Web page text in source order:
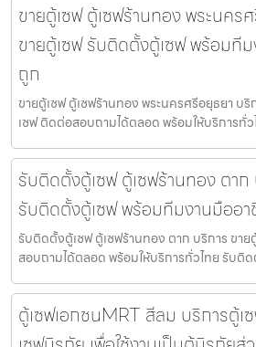
ขายตู้เซฟ ตู้เซฟร้านทอง พระนคร
ขายตู้เซฟ รับติดตั้งตู้เซฟ พร้อมที
ถูก
ขายตู้เซฟ ตู้เซฟร้านทอง พระนครศรีอยุธยา บ
เซฟ ติดต่อสอบถามได้ตลอด พร้อมให้บริการทั่ว
รับติดตั้งตู้เซฟ ตู้เซฟร้านทอง ตาก
รับติดตั้งตู้เซฟ พร้อมทีมงานมืออา
รับติดตั้งตู้เซฟ ตู้เซฟร้านทอง ตาก บริการ ขา
สอบถามได้ตลอด พร้อมให้บริการทั่วไทย รับติ
ตู้เซฟเอกชนMRT สีลม บริการตู้เ